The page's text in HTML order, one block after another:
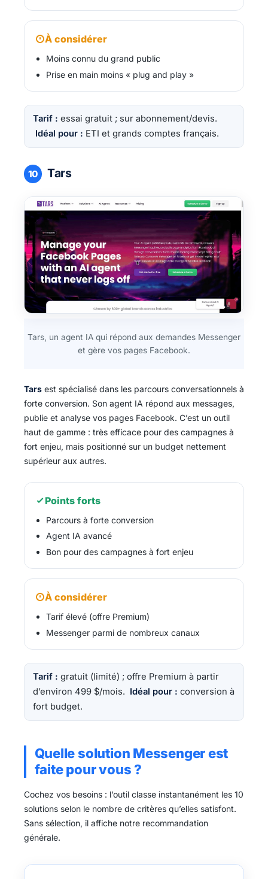
À considérer
Moins connu du grand public
Prise en main moins « plug and play »
Tarif : essai gratuit ; sur abonnement/devis.
Idéal pour : ETI et grands comptes français.
10 Tars
Tars, un agent IA qui répond aux demandes Messenger
et gère vos pages Facebook.
Tars est spécialisé dans les parcours conversationnels à
forte conversion. Son agent IA répond aux messages,
publie et analyse vos pages Facebook. C’est un outil
haut de gamme : très efficace pour des campagnes à
fort enjeu, mais positionné sur un budget nettement
supérieur aux autres.
Points forts
Parcours à forte conversion
Agent IA avancé
Bon pour des campagnes à fort enjeu
À considérer
Tarif élevé (offre Premium)
Messenger parmi de nombreux canaux
Tarif : gratuit (limité) ; offre Premium à partir
d’environ 499 $/mois. Idéal pour : conversion à
fort budget.
Quelle solution Messenger est
faite pour vous ?
Cochez vos besoins : l’outil classe instantanément les 10
solutions selon le nombre de critères qu’elles satisfont.
Sans sélection, il affiche notre recommandation
générale.